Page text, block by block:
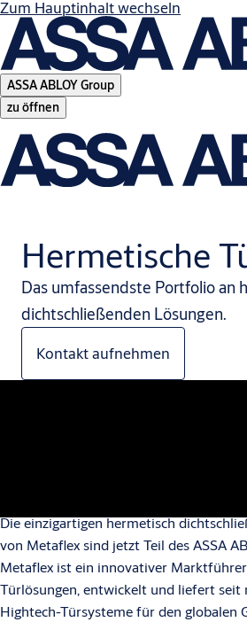
Zum Hauptinhalt wechseln
ASSA ABLOY Group
zu öffnen
Hermetische
Das umfassendste Portfolio an
dichtschließenden Lösungen.
Kontakt aufnehmen
Die einzigartigen hermetisch
von Metaflex sind jetzt Teil des ASSA
Metaflex ist ein innovativer
Türlösungen, entwickelt und liefert seit
Hightech-Türsysteme für den globalen